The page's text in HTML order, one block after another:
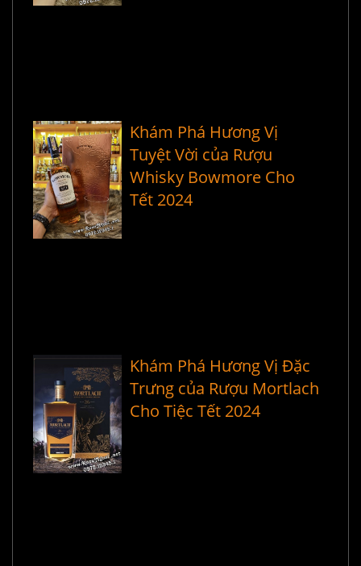
Khám Phá Hương Vị
Tuyệt Vời của Rượu
Whisky Bowmore Cho
Tết 2024
Khám Phá Hương Vị Đặc
Trưng của Rượu Mortlach
Cho Tiệc Tết 2024